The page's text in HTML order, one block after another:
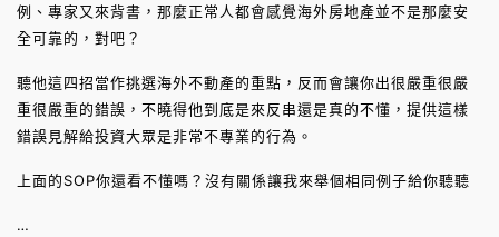
例、專家又來背書，那麼正常人都會感覺海外房地產並不是那麼安
全可靠的，對吧？
聽他這四招當作挑選海外不動產的重點，反而會讓你出很嚴重很嚴
重很嚴重的錯誤，不曉得他到底是來反串還是真的不懂，提供這樣
錯誤見解給投資大眾是非常不專業的行為。
上面的SOP你還看不懂嗎？沒有關係讓我來舉個相同例子給你聽聽
…